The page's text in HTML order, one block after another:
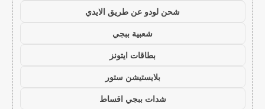
شحن لودو عن طريق الايدي
شعبية ببجي
بطاقات ايتونز
بلايستيشن ستور
شدات ببجي اقساط